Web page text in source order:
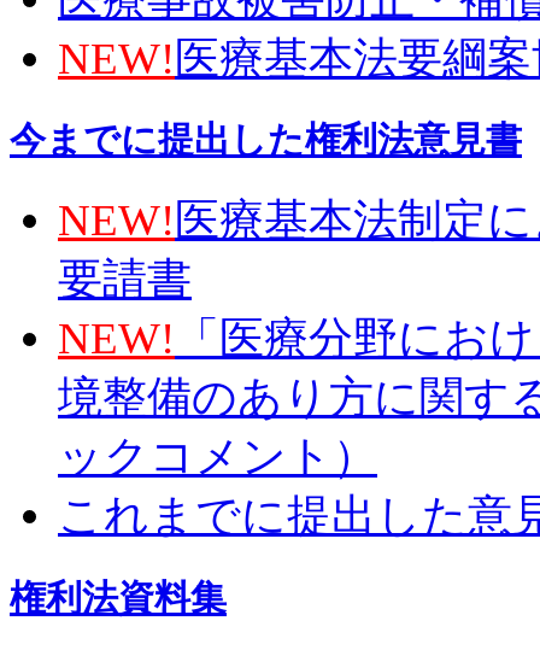
NEW! 医療基本法要綱
今までに提出した権利法意見書
NEW! 医療基本法制定
要請書
NEW! 「医療分野にお
境整備のあり方に関す
ックコメント）
これまでに提出した意
権利法資料集